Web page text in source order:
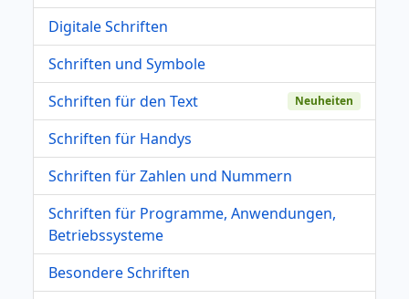
Digitale Schriften
Schriften und Symbole
Schriften für den Text
Neuheiten
Schriften für Handys
Schriften für Zahlen und Nummern
Schriften für Programme, Anwendungen,
Betriebssysteme
Besondere Schriften